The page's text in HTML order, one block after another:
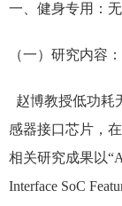
一、健身专用：
（一）研究内容：
赵博教授低功耗
感器接口芯片，
相关研究成果以“A
Interface SoC